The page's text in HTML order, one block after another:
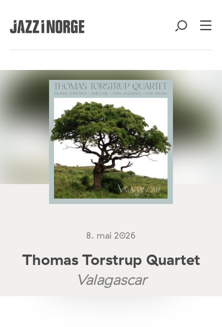
8. mai 2026
Thomas Torstrup Quartet
Valagascar